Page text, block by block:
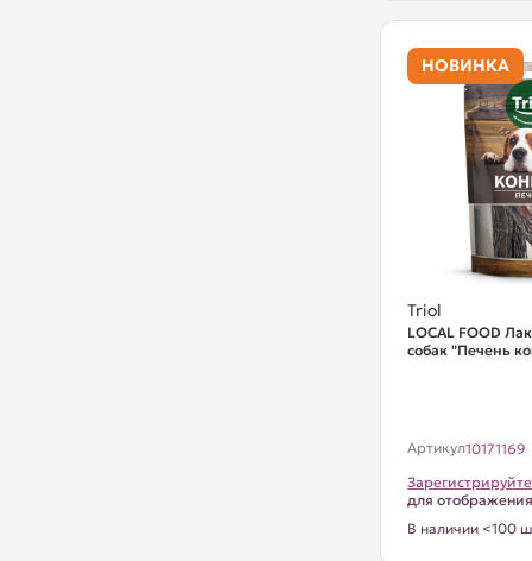
НОВИНКА
Triol
LOCAL FOOD
собак "Печень
Артикул10171169
для
В наличии <100